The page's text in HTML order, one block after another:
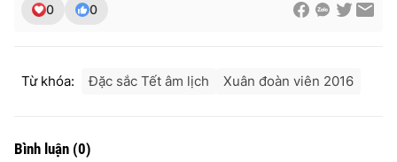
0 0
Từ khóa: Đặc sắc Tết âm lịch Xuân đoàn viên 2016
Bình luận (0)